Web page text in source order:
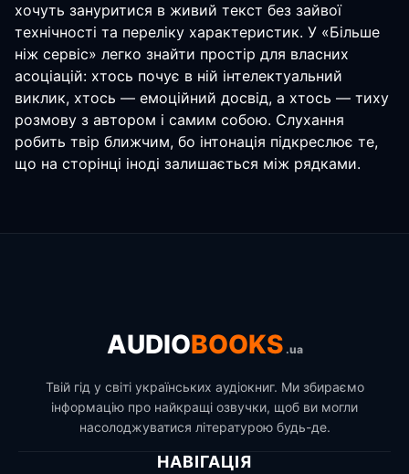
хочуть зануритися в живий текст без зайвої
технічності та переліку характеристик. У «Більше
ніж сервіс» легко знайти простір для власних
асоціацій: хтось почує в ній інтелектуальний
виклик, хтось — емоційний досвід, а хтось — тиху
розмову з автором і самим собою. Слухання
робить твір ближчим, бо інтонація підкреслює те,
що на сторінці іноді залишається між рядками.
AUDIOBOOKS .ua
Твій гід у світі українських аудіокниг. Ми збираємо
інформацію про найкращі озвучки, щоб ви могли
насолоджуватися літературою будь-де.
НАВІГАЦІЯ